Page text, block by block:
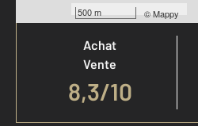
500 m ©Mappy
Votre agence
Achat
Vente
8,3/10